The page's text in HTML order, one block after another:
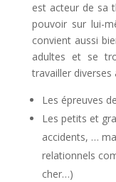
est acteur de sa
pouvoir sur lui-
convient aussi
adultes et se
travailler diverses
Les épreuves
Les petits et
accidents, …
relationnels
cher…)